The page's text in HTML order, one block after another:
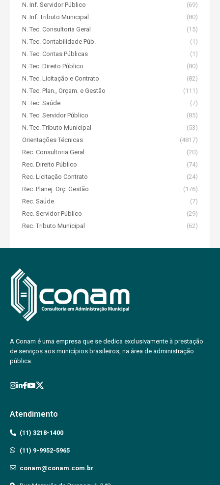
N. Inf. Servidor Público
(69)
N. Inf. Tributo Municipal
(80)
N. Tec. Consultoria Geral
(15)
N. Tec. Contabilidade Púb.
(1)
N. Tec. Contas Públicas
(1)
N. Tec. Direito Público
(80)
N. Tec. Licitação e Contrato
(82)
N. Tec. Plan., Orçam. e Gestão
(111)
N. Tec. Saúde
(7)
N. Tec. Servidor Público
(85)
N. Tec. Tributo Municipal
(53)
Orientações Técnicas
(4817)
Rec. Consultoria Geral
(20)
Rec. Direito Público
(74)
Rec. Licitação Contrato
(24)
Rec. Planej. Orç. Gestão
(176)
Rec. Saúde
(7)
Rec. Servidor Público
(29)
Rec. Tributo Municipal
(62)
A Conam é uma empresa que se dedica exclusivamente à prestação
de serviços aos municípios brasileiros, na área de administração
pública.
Atendimento
(11) 3218-1400
(11) 9-9952-5965
conam@conam.com.br